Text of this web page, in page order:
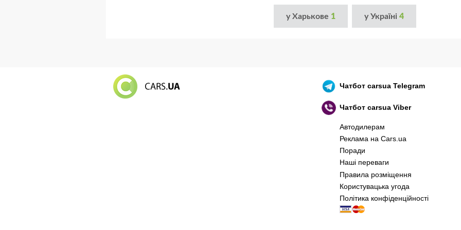
Російський воєнний корабель, іди нах..й! 🇷🇺 🚢 🖕 PS:
у Харькове 1 у Україні 4
Чатботcarsua Telegram
Чатботcarsua Viber
Автодилерам
Реклама на Cars.ua
Поради
Наші переваги
Правила розміщення
Користувацька угода
Політика конфіденційності